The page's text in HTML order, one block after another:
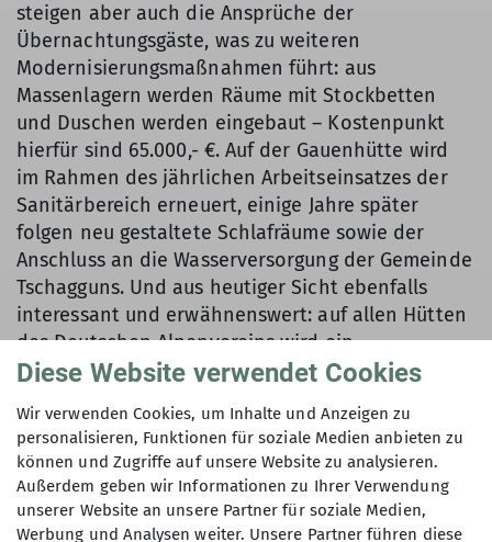
steigen aber auch die Ansprüche der
Übernachtungsgäste, was zu weiteren
Modernisierungsmaßnahmen führt: aus
Massenlagern werden Räume mit Stockbetten
und Duschen werden eingebaut – Kostenpunkt
hierfür sind 65.000,- €. Auf der Gauenhütte wird
im Rahmen des jährlichen Arbeitseinsatzes der
Sanitärbereich erneuert, einige Jahre später
folgen neu gestaltete Schlafräume sowie der
Anschluss an die Wasserversorgung der Gemeinde
Tschagguns. Und aus heutiger Sicht ebenfalls
interessant und erwähnenswert: auf allen Hütten
des Deutschen Alpenvereins wird ein
Rauchverbot eingeführt.
Dem Verein gehören bald über 6.000 Mitglieder
an, in den ersten 5 Jahren nach Eröffnung des
Kletterwerks steigt deren Zahl um ca. 30 %. Die
Einnahmen erhöhen sich infolgedessen auf eine
Größenordnung von ca. 700.000,- €., aber die
Diese Website verwendet Cookies
Wir verwenden Cookies, um Inhalte und Anzeigen zu
personalisieren, Funktionen für soziale Medien anbieten zu
können und Zugriffe auf unsere Website zu analysieren.
Außerdem geben wir Informationen zu Ihrer Verwendung
unserer Website an unsere Partner für soziale Medien,
Werbung und Analysen weiter. Unsere Partner führen diese